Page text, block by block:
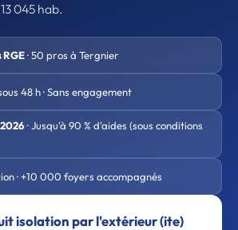
045 hab.
· 50 pros à Tergnier
48 h · Sans engagement
· Jusqu'à 90 % d'aides (sous conditions
· +10 000 foyers accompagnés
isolation par l'extérieur (ite)